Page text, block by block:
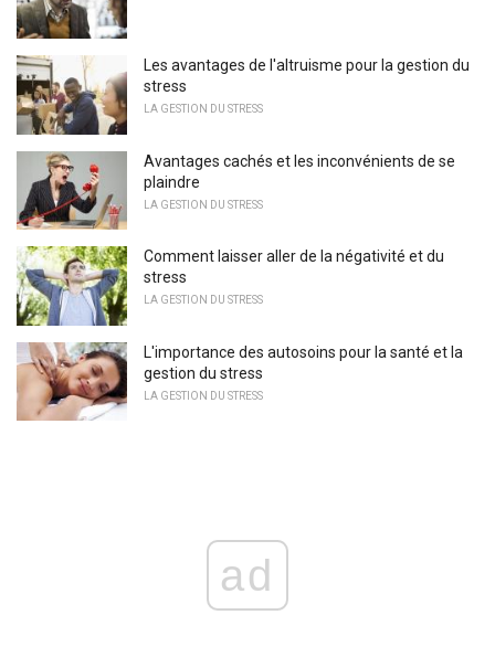
Les avantages de l'altruisme pour la gestion du
stress
LA GESTION DU STRESS
Avantages cachés et les inconvénients de se
plaindre
LA GESTION DU STRESS
Comment laisser aller de la négativité et du
stress
LA GESTION DU STRESS
L'importance des autosoins pour la santé et la
gestion du stress
LA GESTION DU STRESS
ad